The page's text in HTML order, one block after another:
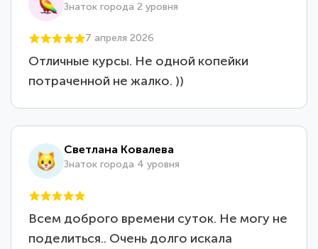
Знаток города 2 уровня
7 апреля 2026
Отличные курсы. Не одной копейки
потраченной не жалко. ))
Светлана Ковалева
Знаток города 4 уровня
Всем доброго времени суток. Не могу не
поделиться.. Очень долго искала